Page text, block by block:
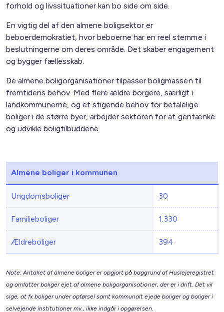
forhold og livssituationer kan bo side om side.
En vigtig del af den almene boligsektor er
beboerdemokratiet, hvor beboerne har en reel stemme i
beslutningerne om deres område. Det skaber engagement
og bygger fællesskab.
De almene boligorganisationer tilpasser boligmassen til
fremtidens behov. Med flere ældre borgere, særligt i
landkommunerne, og et stigende behov for betalelige
boliger i de større byer, arbejder sektoren for at gentænke
og udvikle boligtilbuddene.
Almene boliger i kommunen
Ungdomsboliger 30
Familieboliger 1.330
Ældreboliger 394
Note: Antallet af almene boliger er opgjort på baggrund af Huslejeregistret
og omfatter boliger ejet af almene boligorganisationer, der er i drift. Det vil
sige, at fx boliger under opførsel samt kommunalt ejede boliger og boliger i
selvejende institutioner mv., ikke indgår i opgørelsen.